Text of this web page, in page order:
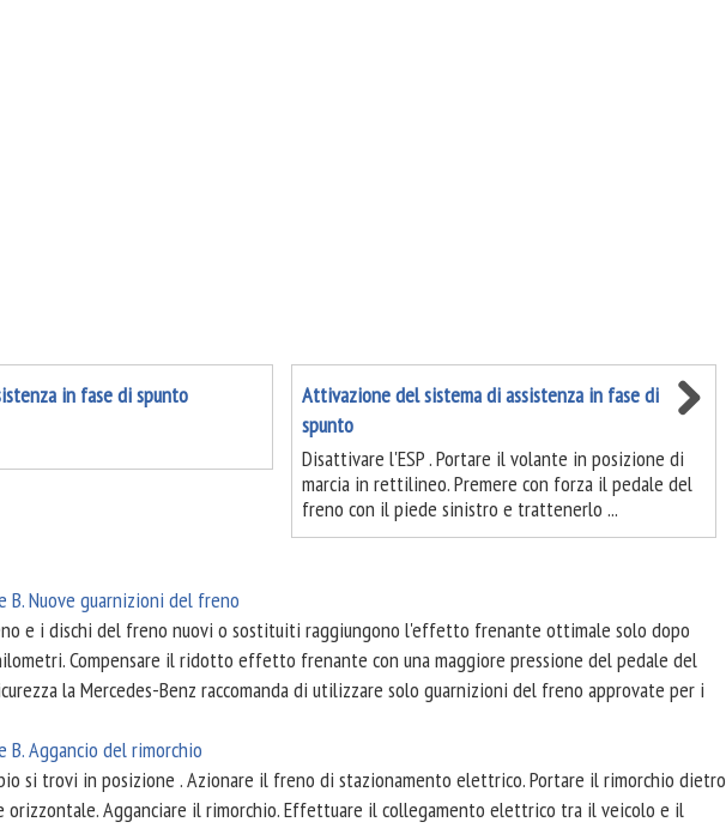
in fase di spunto
Attivazione del sistema di assistenza in fase di
spunto
Disattivare l'ESP . Portare il volante in posizione di
marcia in rettilineo. Premere con forza il pedale del
freno con il piede sinistro e trattenerlo ...
B. Nuove guarnizioni del freno
e i dischi del freno nuovi o sostituiti raggiungono l'effetto frenante ottimale solo dopo
Compensare il ridotto effetto frenante con una maggiore pressione del pedale del
la Mercedes-Benz raccomanda di utilizzare solo guarnizioni del freno approvate per i
B. Aggancio del rimorchio
si trovi in posizione . Azionare il freno di stazionamento elettrico. Portare il rimorchio dietro
orizzontale. Agganciare il rimorchio. Effettuare il collegamento elettrico tra il veicolo e il